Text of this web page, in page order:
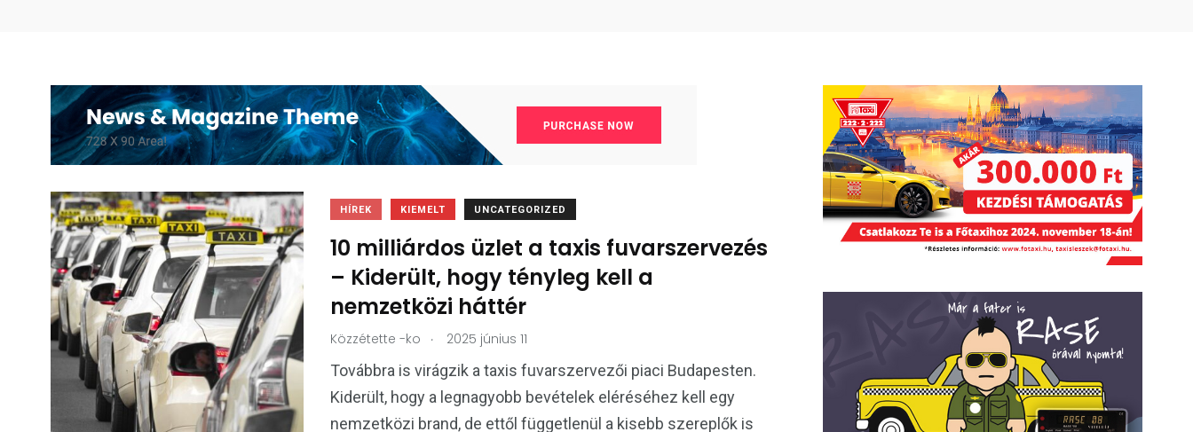
HÍREK KIEMELT UNCATEGORIZED
10 milliárdos üzlet a taxis fuvarszervezés
– Kiderült, hogy tényleg kell a
nemzetközi háttér
Közzétette -ko . 2025 június 11
Továbbra is virágzik a taxis fuvarszervezői piaci Budapesten.
Kiderült, hogy a legnagyobb bevételek eléréséhez kell egy
nemzetközi brand, de ettől függetlenül a kisebb szereplők is